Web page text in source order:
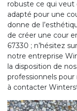
robuste ce qui veut
adapté pour une
donne de
de créer une cour
67330 ; n’hésitez
notre entreprise
la disposition de
professionnels
à contacter